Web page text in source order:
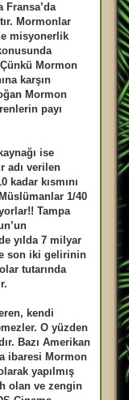
Fransa’da
Mormonlar
misyonerlik
Mormon
karşın
Mormon
payı
ise
adı verilen
kadar kısmını
1/40
Tampa
yılda 7 milyar
son iki gelirinin
tutarında
kendi
O yüzden
Bazı Amerikan
ibaresi Mormon
yapılmış
olan ve zengin